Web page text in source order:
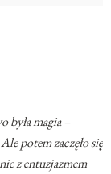
była magia–
potem zaczęło się
z entuzjazmem